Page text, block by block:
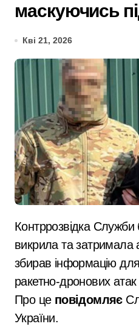
маскуючись
Кві 21, 2026
Контррозвідка Служби безпеки України
викрила та затримала
збирав інформацію
ракетно-дронових
Про це повідомляє
України.